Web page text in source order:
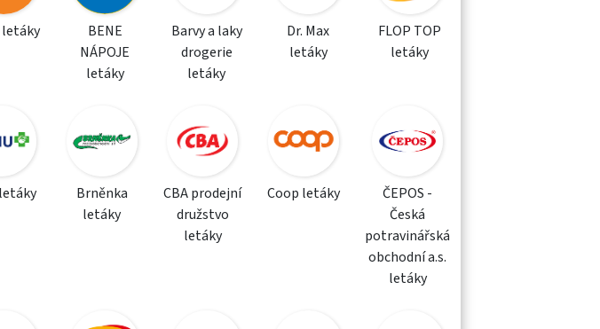
letáky
BENE
NÁPOJE
letáky
Barvy a laky
drogerie
letáky
Dr. Max
letáky
FLOP TOP
letáky
Brněnka
letáky
CBA prodejní
družstvo
letáky
Coop letáky
ČEPOS -
Česká
potravinářská
obchodní a.s.
letáky